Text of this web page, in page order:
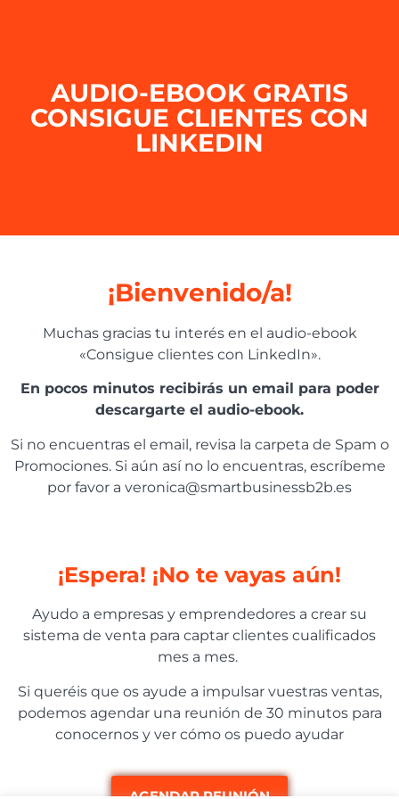
AUDIO-EBOOK GRATIS
CONSIGUE CLIENTES CON
LINKEDIN
¡Bienvenido/a!
Muchas gracias tu interés en el audio-ebook
«Consigue clientes con LinkedIn».
En pocos minutos recibirás un email para poder
descargarte el audio-ebook.
Si no encuentras el email, revisa la carpeta de Spam o
Promociones. Si aún así no lo encuentras, escríbeme
por favor a veronica@smartbusinessb2b.es
¡Espera! ¡No te vayas aún!
Ayudo a empresas y emprendedores a crear su
sistema de venta para captar clientes cualificados
mes a mes.
Si queréis que os ayude a impulsar vuestras ventas,
podemos agendar una reunión de 30 minutos para
conocernos y ver cómo os puedo ayudar